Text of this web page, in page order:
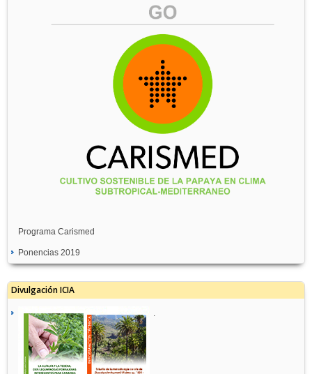
Programa Carismed
Ponencias 2019
Divulgación ICIA
.